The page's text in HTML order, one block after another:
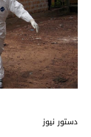
دستور نيوز